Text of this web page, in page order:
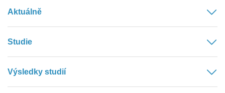
Aktuálně
Studie
Výsledky studií